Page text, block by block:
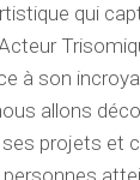
qui
à son
allons
projets et